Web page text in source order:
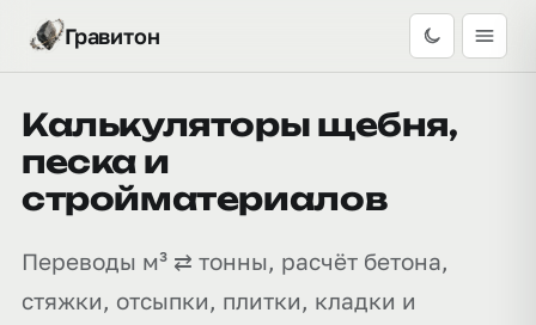
Гравитон
Калькуляторы щебня,
песка и
стройматериалов
Переводы м³ ⇄ тонны, расчёт бетона,
стяжки, отсыпки, плитки, кладки и